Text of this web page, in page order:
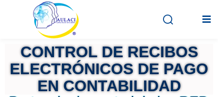
Inicio
En vivo
CONTROL DE RECIBOS
ELECTRÓNICOS DE PAGO
EN CONTABILIDAD